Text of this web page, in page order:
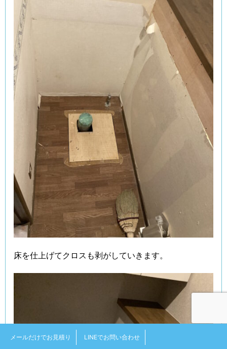
床を仕上げてクロスも剥がしていきます。
メールだけでお見積り LINEでお問い合わせ